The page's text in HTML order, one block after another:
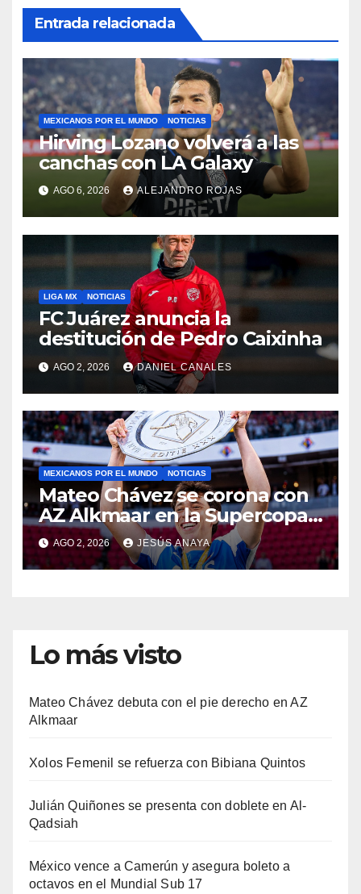
Entrada relacionada
MEXICANOS POR EL MUNDO NOTICIAS
Hirving Lozano volverá a las
canchas con LA Galaxy
AGO 6, 2026 ALEJANDRO ROJAS
LIGA MX NOTICIAS
FC Juárez anuncia la
destitución de Pedro Caixinha
AGO 2, 2026 DANIEL CANALES
MEXICANOS POR EL MUNDO NOTICIAS
Mateo Chávez se corona con
AZ Alkmaar en la Supercopa
de Países Bajos
AGO 2, 2026 JESÚS ANAYA
Lo más visto
Mateo Chávez debuta con el pie derecho en AZ
Alkmaar
Xolos Femenil se refuerza con Bibiana Quintos
Julián Quiñones se presenta con doblete en Al-
Qadsiah
México vence a Camerún y asegura boleto a
octavos en el Mundial Sub 17